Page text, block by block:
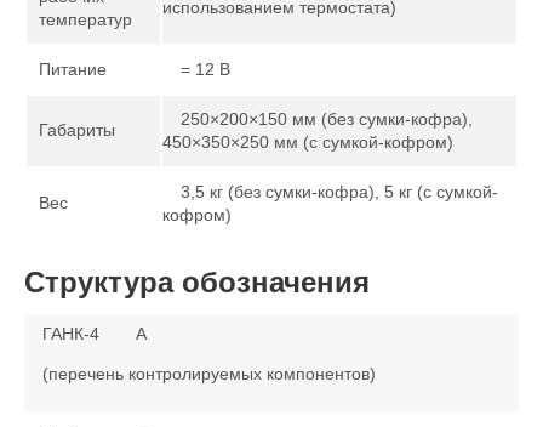
температур
использованием термостата)
Питание = 12 В
Габариты
250×200×150 мм (без сумки-кофра),
450×350×250 мм (с сумкой-кофром)
Вес
3,5 кг (без сумки-кофра), 5 кг (с сумкой-
кофром)
Структура обозначения
ГАНК-4 А
(перечень контролируемых компонентов)